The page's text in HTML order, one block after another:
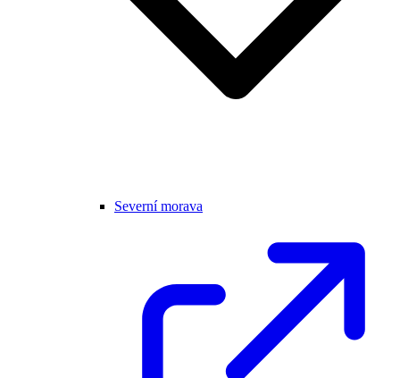
Severní morava